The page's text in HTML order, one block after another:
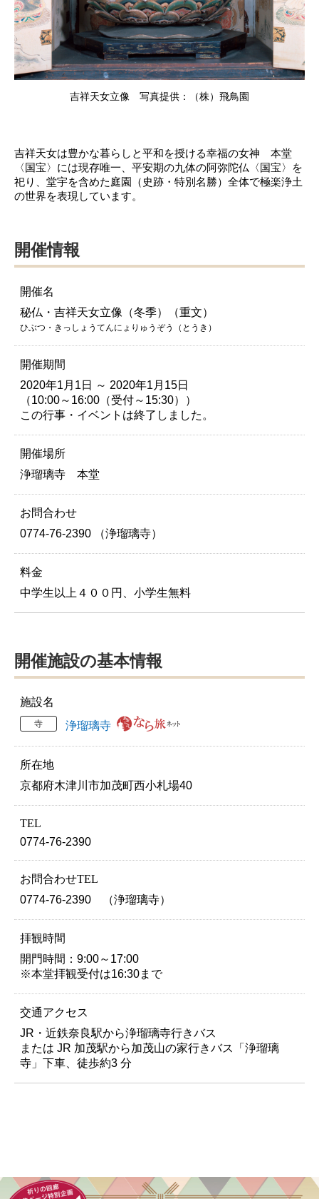
吉祥天女立像 写真提供：（株）飛鳥園
吉祥天女は豊かな暮らしと平和を授ける幸福の女神 本堂
〈国宝〉には現存唯一、平安期の九体の阿弥陀仏〈国宝〉を
祀り、堂宇を含めた庭園（史跡・特別名勝）全体で極楽浄土
の世界を表現しています。
開催情報
開催名
秘仏・吉祥天女立像（冬季）（重文）
ひぶつ・きっしょうてんにょりゅうぞう（とうき）
開催期間
2020年1月1日 ～ 2020年1月15日
（10:00～16:00（受付～15:30））
この行事・イベントは終了しました。
開催場所
浄瑠璃寺 本堂
お問合わせ
0774-76-2390 （浄瑠璃寺）
料金
中学生以上４００円、小学生無料
開催施設の基本情報
施設名
寺 浄瑠璃寺
所在地
京都府木津川市加茂町西小札場40
TEL
0774-76-2390
お問合わせTEL
0774-76-2390 （浄瑠璃寺）
拝観時間
開門時間：9:00～17:00
※本堂拝観受付は16:30まで
交通アクセス
JR・近鉄奈良駅から浄瑠璃寺行きバス
または JR 加茂駅から加茂山の家行きバス「浄瑠璃
寺」下車、徒歩約3 分